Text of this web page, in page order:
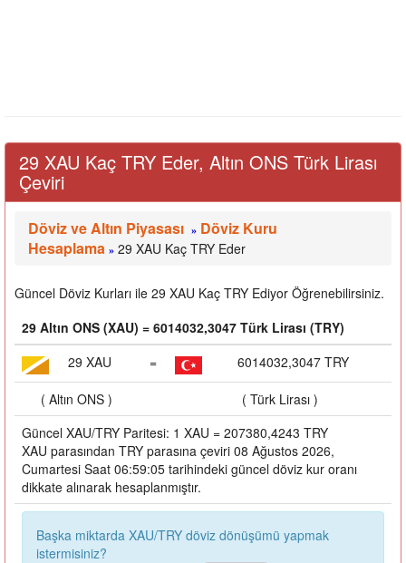
29 XAU Kaç TRY Eder, Altın ONS Türk Lirası
Çeviri
Döviz ve Altın Piyasası » Döviz Kuru
Hesaplama » 29 XAU Kaç TRY Eder
Güncel Döviz Kurları ile 29 XAU Kaç TRY Ediyor Öğrenebilirsiniz.
29 Altın ONS (XAU) = 6014032,3047 Türk Lirası (TRY)
29 XAU
= 6014032,3047 TRY
( Altın ONS )
( Türk Lirası )
Güncel XAU/TRY Paritesi: 1 XAU = 207380,4243 TRY
XAU parasından TRY parasına çeviri 08 Ağustos 2026,
Cumartesi Saat 06:59:05 tarihindeki güncel döviz kur oranı
dikkate alınarak hesaplanmıştır.
Başka miktarda XAU/TRY döviz dönüşümü yapmak
istermisiniz?